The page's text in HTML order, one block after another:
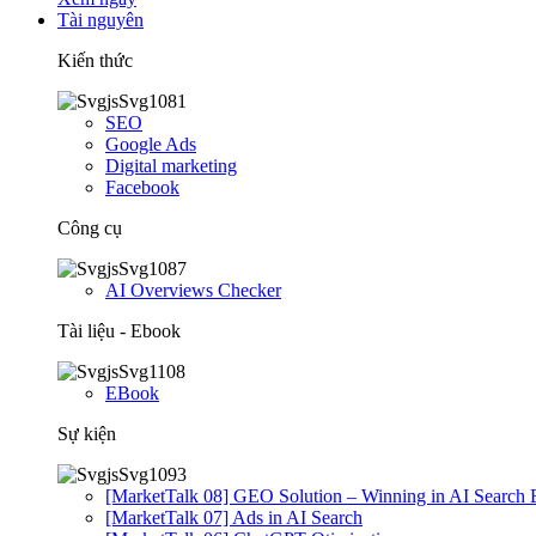
Tài nguyên
Kiến thức
SEO
Google Ads
Digital marketing
Facebook
Công cụ
AI Overviews Checker
Tài liệu - Ebook
EBook
Sự kiện
[MarketTalk 08] GEO Solution – Winning in AI Search
[MarketTalk 07] Ads in AI Search